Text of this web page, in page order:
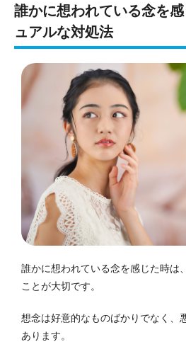
誰かに想われている念を
ュアルな対処法
誰かに想われている念を感じた時は
ことが大切です。
想念は好意的なものばかりでなく、
あります。